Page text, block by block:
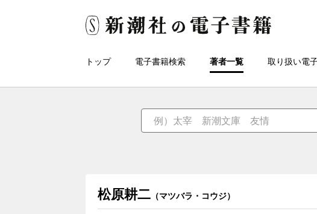
トップ 電子書籍検索 著者一覧 取り扱い電
松原耕二 （マツバラ・コウジ）